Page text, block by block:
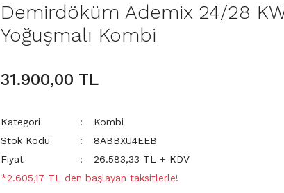
Demirdöküm Ademix 24/28
Yoğuşmalı Kombi
31.900,00 TL
Kategori
Kombi
Stok Kodu
8ABBXU4EEB
Fiyat
26.583,33 TL + KDV
*2.605,17 TL den başlayan taksitlerle!